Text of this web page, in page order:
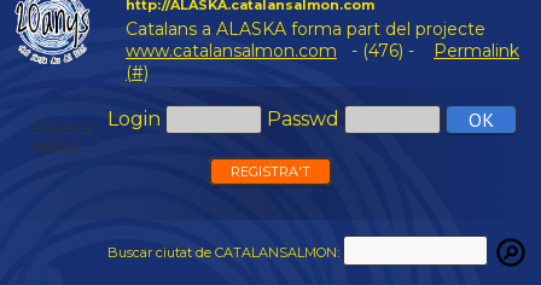
http://ALASKA.catalansalmon.com
Catalans a ALASKA forma part del projecte
www.catalansalmon.com - (476) -
Permalink
(#)
Login Passwd
Password
perdut?
REGISTRA'T
Buscar ciutat de CATALANSALMON: